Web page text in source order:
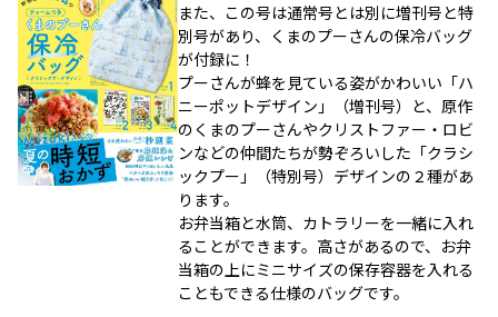
また、この号は通常号とは別に増刊号と特
別号があり、くまのプーさんの保冷バッグ
が付録に！
プーさんが蜂を見ている姿がかわいい「ハ
ニーポットデザイン」（増刊号）と、原作
のくまのプーさんやクリストファー・ロビ
ンなどの仲間たちが勢ぞろいした「クラシ
ックプー」（特別号）デザインの２種があ
ります。
お弁当箱と水筒、カトラリーを一緒に入れ
ることができます。高さがあるので、お弁
当箱の上にミニサイズの保存容器を入れる
こともできる仕様のバッグです。